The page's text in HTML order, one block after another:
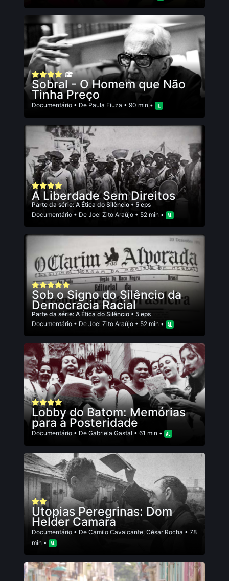
Sobral - O Homem que Não
Tinha Preço
Documentário • De Paula Fiuza • 90 min •
A Liberdade Sem Direitos
Parte da série:A Ética do Silêncio • 5 eps
Documentário • De Joel Zito Araújo • 52 min •
Sob o Signo do Silêncio da
Democracia Racial
Parte da série: A Ética do Silêncio • 5 eps
Documentário • De Joel Zito Araújo • 52 min •
Lobby do Batom: Memórias
para a Posteridade
Documentário • De Gabriela Gastal • 61 min •
Utopias Peregrinas: Dom
Helder Camara
Documentário • De Camilo Cavalcante, César Rocha • 78
min •